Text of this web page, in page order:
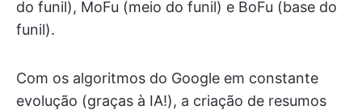
do funil), MoFu (meio do funil) e BoFu (base do
funil).
Com os algoritmos do Google em constante
evolução (graças à IA!), a criação de resumos